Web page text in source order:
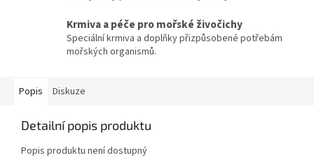
Krmiva a péče pro mořské živočichy
Speciální krmiva a doplňky přizpůsobené potřebám
mořských organismů.
Popis Diskuze
Detailní popis produktu
Popis produktu není dostupný